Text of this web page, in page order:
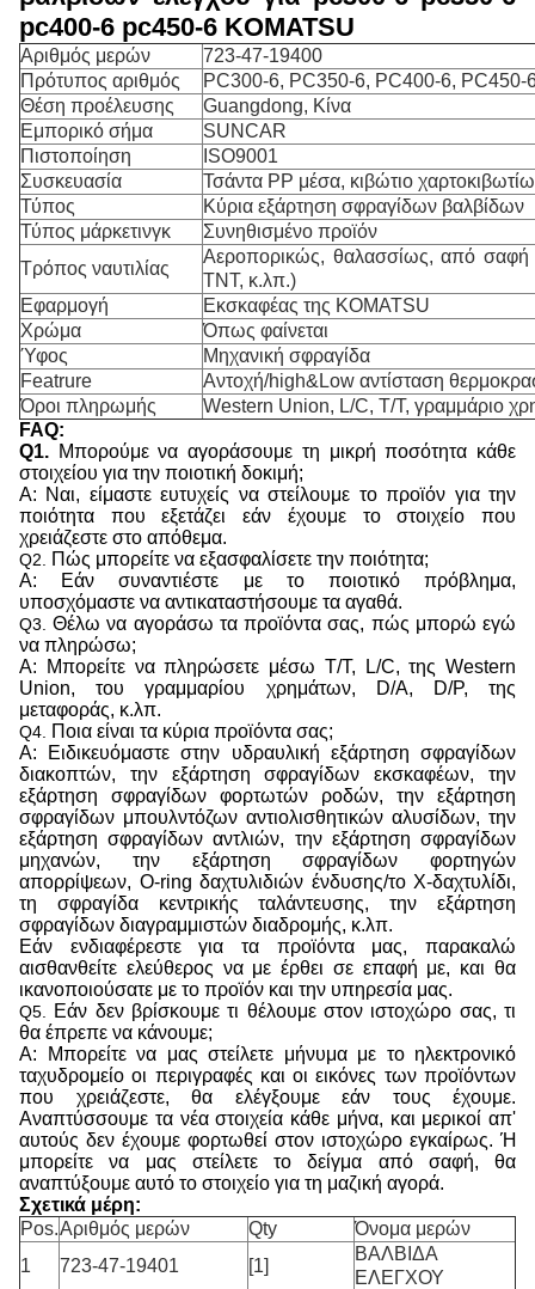
pc400-6 pc450-6 KOMATSU
Αριθμός μερών
723-47-19400
Πρότυπος αριθμός
PC300-6, PC350-6, PC400-6, PC450-
Θέση προέλευσης
Guangdong, Κίνα
Εμπορικό σήμα
SUNCAR
Πιστοποίηση
ISO9001
Συσκευασία
Τσάντα PP μέσα, κιβώτιο
Τύπος
Κύρια εξάρτηση σφραγίδων βαλβίδων
Τύπος μάρκετινγκ
Συνηθισμένο προϊόν
Τρόπος ναυτιλίας
Αεροπορικώς, θαλασσίως, από
TNT, κ.λπ.)
Εφαρμογή
Εκσκαφέας της KOMATSU
Χρώμα
Όπως φαίνεται
Ύφος
Μηχανική σφραγίδα
Featrure
Αντοχή/high&Low αντίσταση
Όροι πληρωμής
Western Union, L/C, T/T, γραμμάριο
FAQ:
Q1. Μπορούμε να αγοράσουμε τη μικρή ποσότητα κάθε
στοιχείου για την ποιοτική δοκιμή;
Α: Ναι, είμαστε ευτυχείς να στείλουμε το προϊόν για την
ποιότητα που εξετάζει εάν έχουμε το στοιχείο που
χρειάζεστε στο απόθεμα.
Q2.
Πώς μπορείτε να εξασφαλίσετε την ποιότητα;
Α: Εάν συναντιέστε με το ποιοτικό πρόβλημα,
υποσχόμαστε να αντικαταστήσουμε τα αγαθά.
Q3.Θέλω να αγοράσω τα προϊόντα σας, πώς μπορώ εγώ
να πληρώσω;
Α: Μπορείτε να πληρώσετε μέσω T/T, L/C, της Western
Union, του γραμμαρίου χρημάτων, D/A, D/P, της
μεταφοράς, κ.λπ.
Q4.
Ποια είναι τα κύρια προϊόντα σας;
Α: Ειδικευόμαστε στην υδραυλική εξάρτηση σφραγίδων
διακοπτών, την εξάρτηση σφραγίδων εκσκαφέων, την
εξάρτηση σφραγίδων φορτωτών ροδών, την εξάρτηση
σφραγίδων μπουλντόζων αντιολισθητικών αλυσίδων, την
εξάρτηση σφραγίδων αντλιών, την εξάρτηση σφραγίδων
μηχανών, την εξάρτηση σφραγίδων φορτηγών
απορρίψεων, O-ring δαχτυλιδιών ένδυσης/το Χ-δαχτυλίδι,
τη σφραγίδα κεντρικής ταλάντευσης, την εξάρτηση
σφραγίδων διαγραμμιστών διαδρομής, κ.λπ.
Εάν ενδιαφέρεστε για τα προϊόντα μας, παρακαλώ
αισθανθείτε ελεύθερος να με έρθει σε επαφή με, και θα
ικανοποιούσατε με το προϊόν και την υπηρεσία μας.
Q5.
Εάν δεν βρίσκουμε τι θέλουμε στον ιστοχώρο σας, τι
θα έπρεπε να κάνουμε;
Α: Μπορείτε να μας στείλετε μήνυμα με το ηλεκτρονικό
ταχυδρομείο οι περιγραφές και οι εικόνες των προϊόντων
που χρειάζεστε, θα ελέγξουμε εάν τους έχουμε.
Αναπτύσσουμε τα νέα στοιχεία κάθε μήνα, και μερικοί απ'
αυτούς δεν έχουμε φορτωθεί στον ιστοχώρο εγκαίρως. Ή
μπορείτε να μας στείλετε το δείγμα από σαφή, θα
αναπτύξουμε αυτό το στοιχείο για τη μαζική αγορά.
Σχετικά μέρη:
Pos.Αριθμός μερών Qty
Όνομα μερών
1
723-47-19401 [1]
ΒΑΛΒΙΔΑ
ΕΛΕΓΧΟΥ